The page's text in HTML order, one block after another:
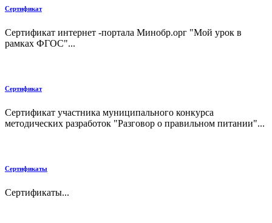
Сертификат
Сертификат интернет -портала Минобр.орг "Мой урок в
рамках ФГОС"...
Сертификат
Сертификат участника муниципального конкурса
методических разработок "Разговор о правильном питании"...
Сертификаты
Сертификаты...